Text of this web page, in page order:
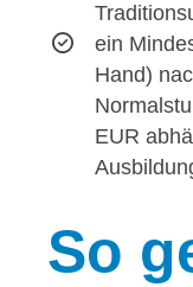
ein
Hand)
EUR
So